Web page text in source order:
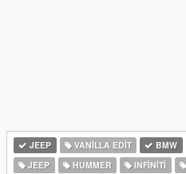
JEEP VANILLA EDIT BMW
JEEP
HUMMER INFINITI